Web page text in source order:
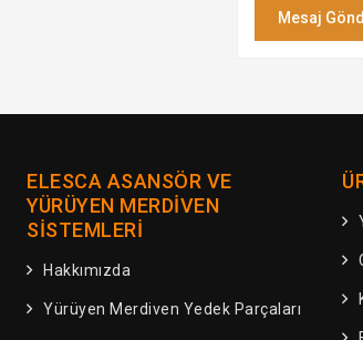
Mesaj
ELESCA ASANSÖR VE
YÜRÜYEN MERDIVEN
SISTEMLERI
Hakkımızda
Yürüyen Merdiven Yedek Parçaları